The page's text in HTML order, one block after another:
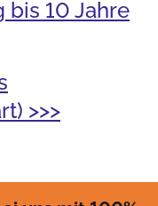
bis 10 Jahre
>>>